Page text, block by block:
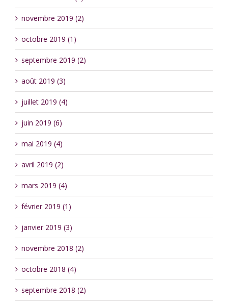
novembre 2019 (2)
octobre 2019 (1)
septembre 2019 (2)
août 2019 (3)
juillet 2019 (4)
juin 2019 (6)
mai 2019 (4)
avril 2019 (2)
mars 2019 (4)
février 2019 (1)
janvier 2019 (3)
novembre 2018 (2)
octobre 2018 (4)
septembre 2018 (2)